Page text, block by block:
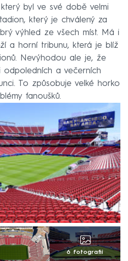
byl ve své době velmi
který je chválený za
výhled ze všech míst. Má i
a horní tribunu, která je blíž
Nevýhodou ale je, že
a večerních
To způsobuje velké horko
fanoušků.
6 fotografií